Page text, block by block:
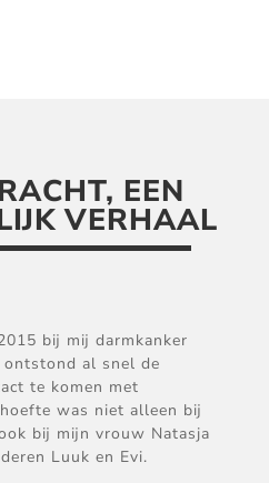
EEN
VERHAAL
bij mij darmkanker
al snel de
te komen met
was niet alleen bij
bij mijn vrouw Natasja
Luuk en Evi.